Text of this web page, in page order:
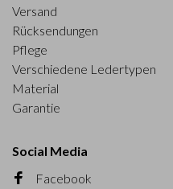
Versand
Rücksendungen
Pflege
Verschiedene Ledertypen
Material
Garantie
Social Media
Facebook